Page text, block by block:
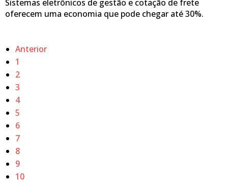
Sistemas eletrônicos de gestão e cotação de frete
oferecem uma economia que pode chegar até 30%.
Anterior
1
2
3
4
5
6
7
8
9
10